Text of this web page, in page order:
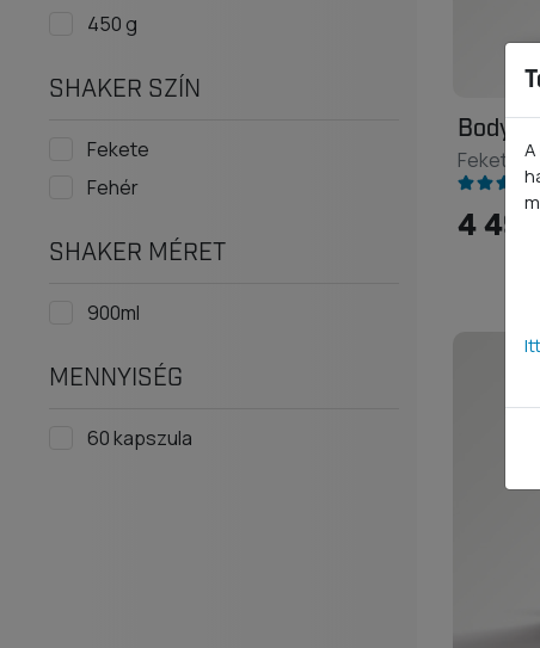
Fekete
4 490
450 g
SHAKER SZÍN
Fekete
Fehér
SHAKER MÉRET
900ml
MENNYISÉG
60 kapszula